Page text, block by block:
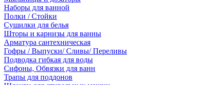
Наборы для ванной
Полки / Стойки
Сушилки для белья
Шторы и карнизы для ванны
Арматура сантехническая
Гофры / Выпуски/ Сливы/ Переливы
Подводка гибкая для воды
Сифоны, Обвязки для ванн
Трапы для поддонов